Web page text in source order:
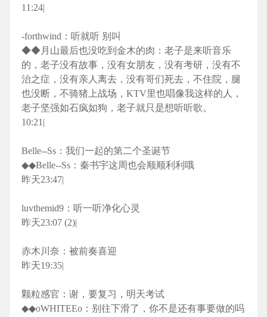
11:24|
-forthwind：听就听 别叫
◆◆月山最后也没吃到金木的肉：老子是来听音乐
的，老子没有故事，没有女朋友，没有考研，没有不
治之症，没有亲人离去，没有哥们死去，不住院，腿
也没断，不骑猪上战场，KTV里也唱像我这样的人，
老子坚强如石疯如狗，老子就只是想听听歌。
10:21|
Belle--Ss：我们一起的第二个圣诞节
◆◆Belle--Ss：秦书宇这周也会顺顺利利哦
昨天23:47|
luvthemid9：听一听净化心灵
昨天23:07 (2)|
赤木川奈：被前奏喜迎
昨天19:35|
颗粒感官：谢，要复习，明天考试
◆◆oWHITEEo：别往下滑了，你不是还有事要做的吗